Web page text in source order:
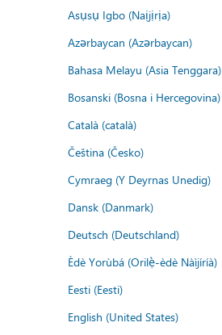
Asụsụ Igbo (Naịjịrịa)
Azərbaycan (Azərbaycan)
Bahasa Melayu (Asia Tenggara)
Bosanski (Bosna i Hercegovina)
Català (català)
Čeština (Česko)
Cymraeg (Y Deyrnas Unedig)
Dansk (Danmark)
Deutsch (Deutschland)
Èdè Yorùbá (Orilẹ̀-èdè Nàìjíríà)
Eesti (Eesti)
English (United States)